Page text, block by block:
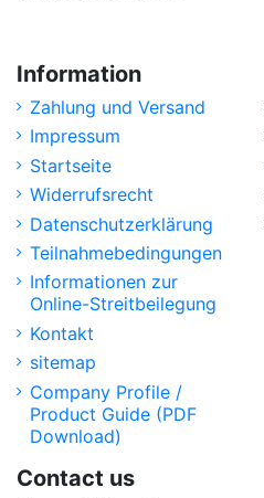
Information
Zahlung und Versand
Impressum
Startseite
Widerrufsrecht
Datenschutzerklärung
Teilnahmebedingungen
Informationen zur
Online-Streitbeilegung
Kontakt
sitemap
Company Profile /
Product Guide (PDF
Download)
Contact us